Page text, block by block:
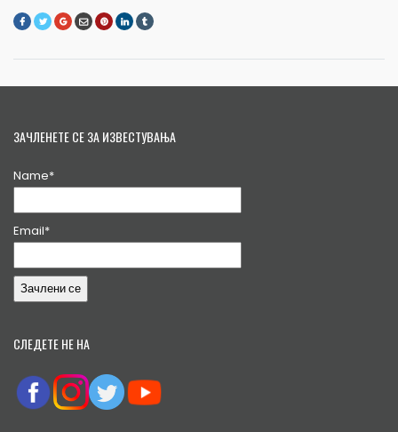
ЗАЧЛЕНЕТЕ СЕ ЗА ИЗВЕСТУВАЊА
Name*
Email*
СЛЕДЕТЕ НЕ НА